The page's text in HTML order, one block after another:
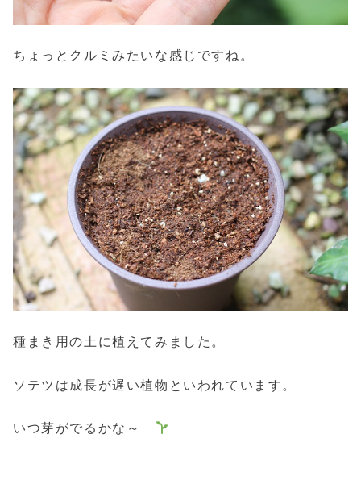
ちょっとクルミみたいな感じですね。
種まき用の土に植えてみました。
ソテツは成長が遅い植物といわれています。
いつ芽がでるかな～